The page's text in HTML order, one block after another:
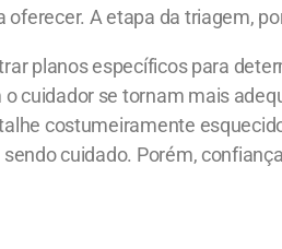
oferecer. A etapa da triagem,
planos específicos para
cuidador se tornam mais
costumeiramente
cuidado. Porém,